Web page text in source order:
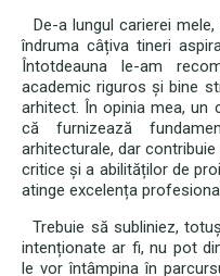
De-a lungul carierei
îndruma câțiva tineri
Întotdeauna le-am
academic riguros și bine
arhitect. În opinia mea, un
că furnizează
arhitecturale, dar
critice și a abilităților de
atinge excelența
Trebuie să subliniez,
intenționate ar fi, nu pot
le vor întâmpina în